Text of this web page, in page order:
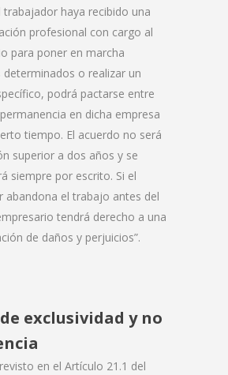
trabajador haya recibido una
profesional con cargo al
para poner en marcha
determinados o realizar un
podrá pactarse entre
en dicha empresa
tiempo. El acuerdo no será
superior a dos años y se
siempre por escrito. Si el
abandona el trabajo antes del
tendrá derecho a una
de daños y perjuicios”.
exclusividad y no
en el Artículo 21.1 del